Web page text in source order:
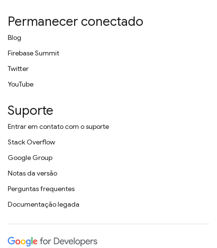
Permanecer conectado
Blog
Firebase Summit
Twitter
YouTube
Suporte
Entrar em contato com o suporte
Stack Overflow
Google Group
Notas da versão
Perguntas frequentes
Documentação legada